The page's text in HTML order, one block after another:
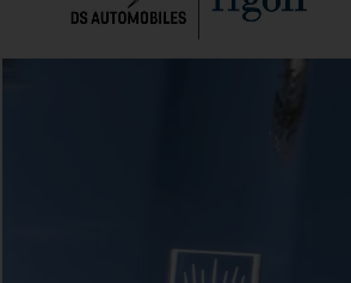
SOLHEIM CUP 2026 > QUALIFIÉES !
Angel Yin et Jennifer Kupcho rejoignent Nelly
WYNDHAM CHAMPIONSHIP > PGA TOUR